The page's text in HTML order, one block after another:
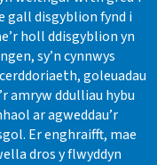
gall disgyblion fynd i
holl ddisgyblion yn
sy’n cynnwys
goleuadau
amryw ddulliau hybu
ar agweddau’r
Er enghraifft, mae
dros y flwyddyn